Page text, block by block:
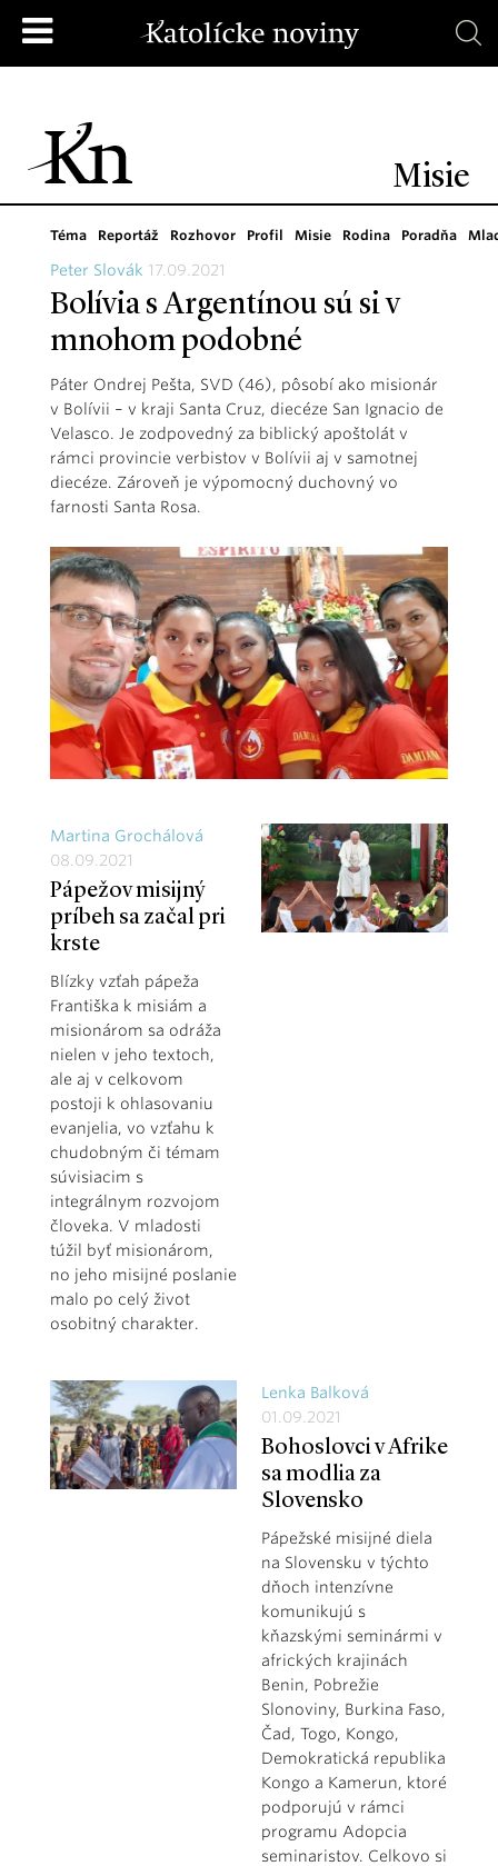
Misie
Téma Reportáž Rozhovor Profil Misie Rodina Poradňa
Peter Slovák 17.09.2021
Bolívia s Argentínou sú si v
mnohom podobné
Páter Ondrej Pešta, SVD (46), pôsobí ako misionár
v Bolívii – v kraji Santa Cruz, diecéze San Ignacio de
Velasco. Je zodpovedný za biblický apoštolát v
rámci provincie verbistov v Bolívii aj v samotnej
diecéze. Zároveň je výpomocný duchovný vo
farnosti Santa Rosa.
Martina Grochálová
08.09.2021
Pápežov misijný
príbeh sa začal pri
krste
Blízky vzťah pápeža
Františka k misiám a
misionárom sa odráža
nielen v jeho textoch,
ale aj v celkovom
postoji k ohlasovaniu
evanjelia, vo vzťahu k
chudobným či témam
súvisiacim s
integrálnym rozvojom
človeka. V mladosti
túžil byť misionárom,
no jeho misijné poslanie
malo po celý život
osobitný charakter.
Lenka Balková
01.09.2021
Bohoslovci v Afrike
sa modlia za
Slovensko
Pápežské misijné diela
na Slovensku v týchto
dňoch intenzívne
komunikujú s
kňazskými seminármi v
afrických krajinách
Benin, Pobrežie
Slonoviny, Burkina Faso,
Čad, Togo, Kongo,
Demokratická republika
Kongo a Kamerun, ktoré
podporujú v rámci
programu Adopcia
seminaristov. Celkovo si